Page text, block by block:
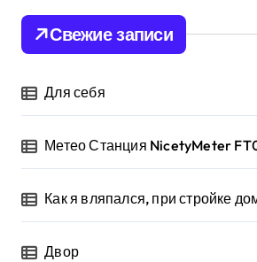
:
Свежие записи
Для себя
Метео Станция NicetyMeter
Как я вляпался, при стройке
Двор